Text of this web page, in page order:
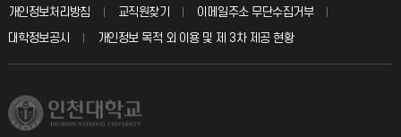
입학안내
취업정보(학생)
칭찬마당
학생서비스 지킴이
총동문회
교육혁신본부
국제지원과
개인정보처리방침 교직원찾기
이메일주소 무단수집거부
대학정보공시
개인정보 목적 외 이용 및 제 3차 제공 현황